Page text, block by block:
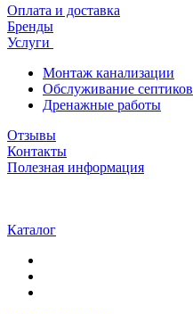
Оплата и доставка
Бренды
Услуги
Монтаж канализации
Обслуживание септиков
Дренажные работы
Отзывы
Контакты
Полезная информация
Каталог